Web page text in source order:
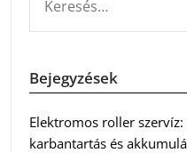
Bejegyzések
Elektromos roller
karbantartás és